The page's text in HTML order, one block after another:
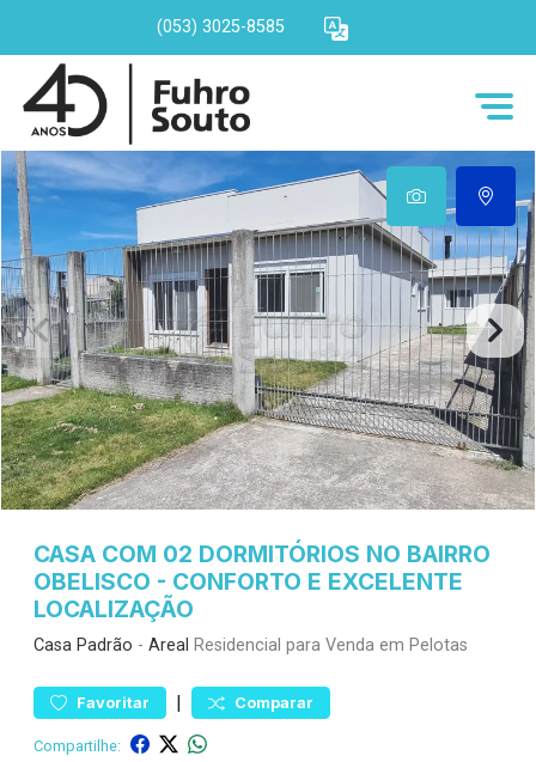
(053) 3025-8585
CASA COM 02 DORMITÓRIOS NO BAIRRO
OBELISCO - CONFORTO E EXCELENTE
LOCALIZAÇÃO
Casa Padrão - Areal Residencial para Venda em Pelotas
Favoritar | Comparar
Compartilhe: